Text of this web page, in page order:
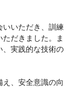
いいただき、訓練
だきました。ま
、実践的な技術の
、安全意識の向